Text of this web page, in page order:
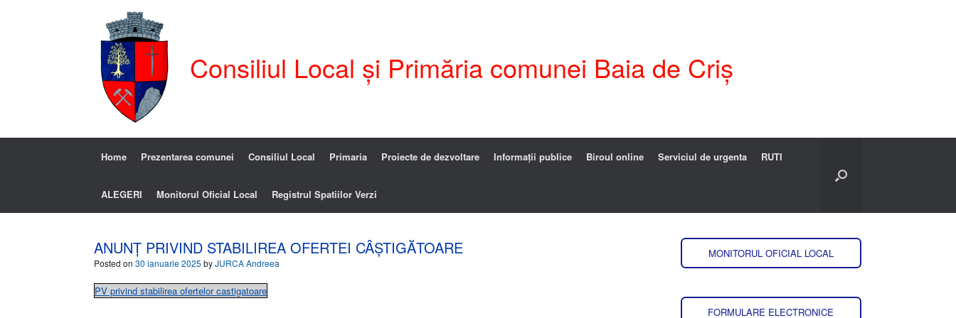
Consiliul Local și Primăria comunei Baia de Criș
Home Prezentarea comunei Consiliul Local Primaria Proiecte de dezvoltare Informații publice Biroul online Serviciul de urgenta RUTI
ALEGERI Monitorul Oficial Local Registrul Spatiilor Verzi
ANUNȚ PRIVIND STABILIREA OFERTEI CÂȘTIGĂTOARE
Posted on 30 ianuarie 2025 byJURCA Andreea
PV privind stabilirea ofertelor castigatoare
MONITORUL OFICIAL LOCAL
FORMULARE ELECTRONICE